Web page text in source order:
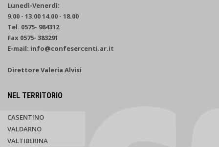
Lunedì-Venerdì:
9.00 - 13.00 14.00 - 18.00
Tel. 0575- 984312
Fax 0575- 383291
E-mail: info@confesercenti.ar.it
Direttore Valeria Alvisi
NEL TERRITORIO
CASENTINO
VALDARNO
VALTIBERINA